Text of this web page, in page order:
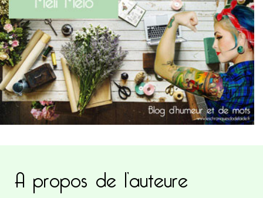
A propos de l’auteure